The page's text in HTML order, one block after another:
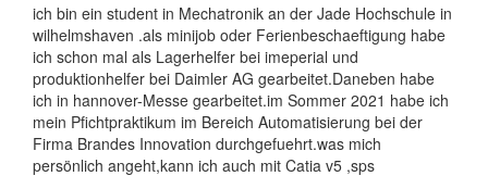
ich bin ein student in Mechatronik an der Jade Hochschule in
wilhelmshaven .als minijob oder Ferienbeschaeftigung habe
ich schon mal als Lagerhelfer bei imeperial und
produktionhelfer bei Daimler AG gearbeitet.Daneben habe
ich in hannover-Messe gearbeitet.im Sommer 2021 habe ich
mein Pfichtpraktikum im Bereich Automatisierung bei der
Firma Brandes Innovation durchgefuehrt.was mich
persönlich angeht,kann ich auch mit Catia v5 ,sps